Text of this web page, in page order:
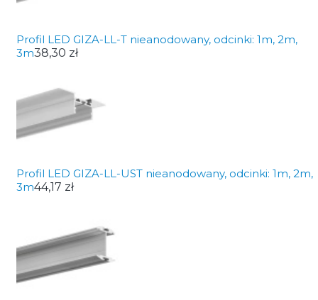
Profil LED GIZA-LL-T nieanodowany, odcinki: 1m, 2m,
3m38,30 zł
Profil LED GIZA-LL-UST nieanodowany, odcinki: 1m, 2m,
3m44,17 zł